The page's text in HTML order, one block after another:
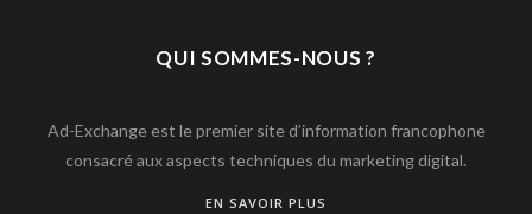
QUI SOMMES-NOUS ?
Ad-Exchange est le premier site d’information francophone
consacré aux aspects techniques du marketing digital.
EN SAVOIR PLUS